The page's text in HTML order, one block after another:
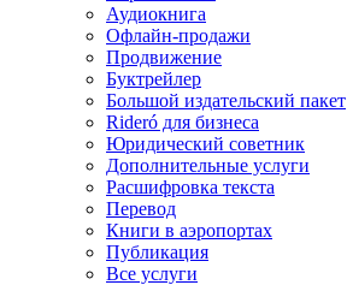
Аудиокнига
Офлайн-продажи
Продвижение
Буктрейлер
Большой издательский пакет
Rideró для бизнеса
Юридический советник
Дополнительные услуги
Расшифровка текста
Перевод
Книги в аэропортах
Публикация
Все услуги